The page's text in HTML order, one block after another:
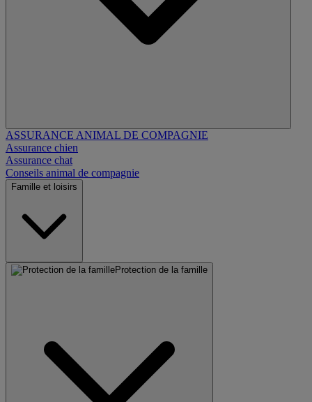
ASSURANCE ANIMAL DE COMPAGNIE
Assurance chien
Assurance chat
Conseils animal de compagnie
Famille et loisirs
Protection de la famille